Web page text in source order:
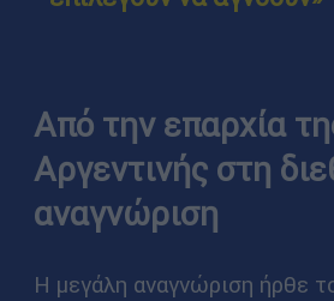
Από την επαρχία
Αργεντινής στη
αναγνώριση
Η μεγάλη αναγνώριση ήρθε